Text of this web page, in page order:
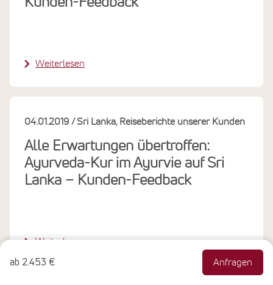
Weiterlesen
Alle Erwartungen übertroffen:
Ayurveda-Kur im Ayurvie auf Sri
Lanka – Kunden-Feedback
04.01.2019 Sri Lanka Reiseberichte unserer Kunden
Weiterlesen
ab 2.453 € Anfragen